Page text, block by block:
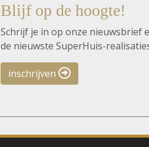
Blijf op de hoogte!
Schrijf je in op onze nieuwsbrief
de nieuwste SuperHuis-
inschrijven